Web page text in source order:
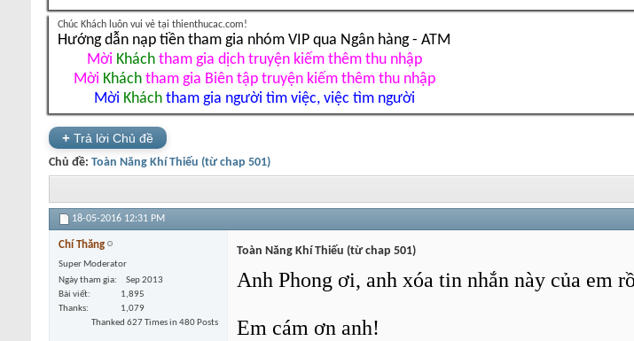
Chúc Khách luôn vui vẻ tại thienthucac.com!
Hướng dẫn nạp tiền tham gia nhóm VIP qua Ngân hàng - ATM
Mời Kháchtham gia dịch truyện kiếm thêm thu nhập
Mời Kháchtham gia Biên tập truyện kiếm thêm thu nhập
Mời Kháchtham gia người tìm việc, việc tìm người
+ Trả lời Chủ đề
Chủ đề: Toàn Năng Khí Thiếu (từ chap 501)
18-05-2016 12:31 PM
Chí Thăng
Super Moderator
Ngày tham gia
Sep 2013
Bài viết
1,895
Thanks
1,079
Thanked 627 Times in 480 Posts
Toàn Năng Khí Thiếu (từ chap 501)
Anh Phong ơi, anh xóa tin nhắn này của em
Em cám ơn anh!